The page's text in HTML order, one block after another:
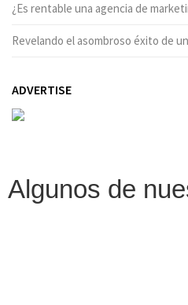
¿Es rentable una agencia de
Revelando el asombroso éxito de
ADVERTISE
Algunos de